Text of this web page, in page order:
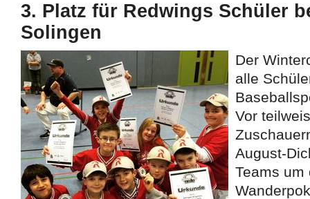
3. Platz für Redwings Schüler
Solingen
Der
alle
Vor
August-
Teams um